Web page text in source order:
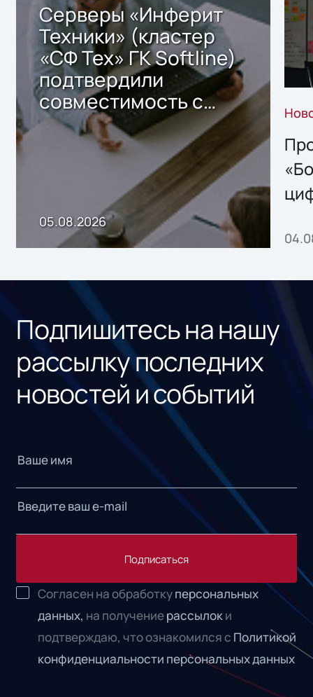
Серверы «Инферит
Техники» (кластер
«СФ Тех» ГК Softline)
подтвердили
совместимость с
решением Sharx
Storage 2.x для
хранения данных
05.08.2026
Подпишитесь на нашу
рассылку последних
новостей и событий
Подписаться
Согласен на обработкуперсональных
данных, на получениерассылоки
подтверждаю, что ознакомился с Политикой
конфиденциальности персональных данных